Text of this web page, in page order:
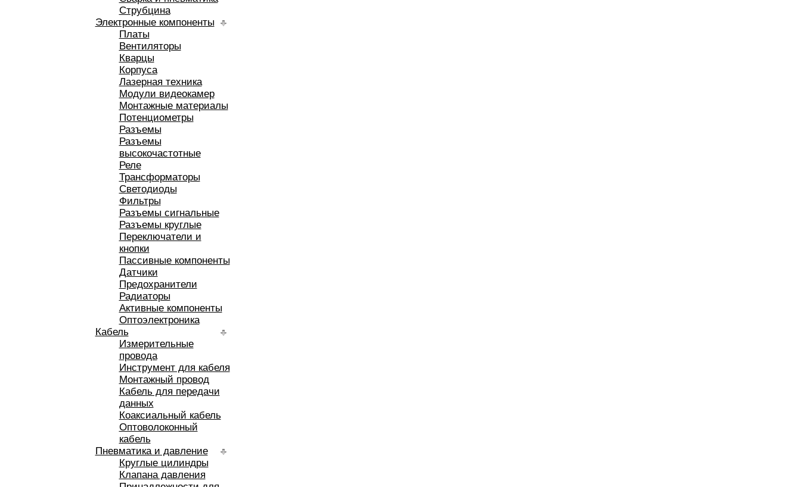
Струбцина
Электронные компоненты
Платы
Вентиляторы
Кварцы
Корпуса
Лазерная техника
Модули видеокамер
Монтажные материалы
Потенциометры
Разъемы
Разъемы
высокочастотные
Реле
Трансформаторы
Светодиоды
Фильтры
Разъемы сигнальные
Разъемы круглые
Переключатели и
кнопки
Пассивные компоненты
Датчики
Предохранители
Радиаторы
Активные компоненты
Оптоэлектроника
Кабель
Измерительные
провода
Инструмент для кабеля
Монтажный провод
Кабель для передачи
данных
Коаксиальный кабель
Оптоволоконный
кабель
Пневматика и давление
Круглые цилиндры
Клапана давления